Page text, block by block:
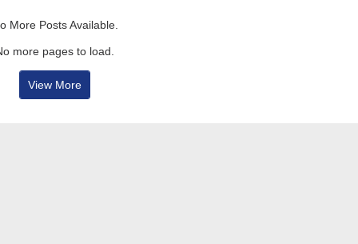
More Posts Available.
more pages to load.
View More